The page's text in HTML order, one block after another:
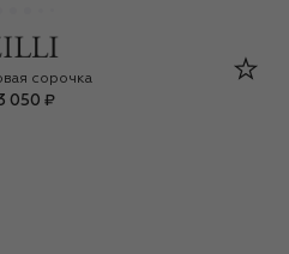
сорочка
050 ₽